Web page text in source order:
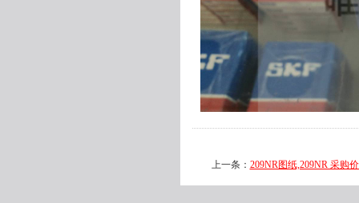
上一条： 209NR图纸,209NR 采购